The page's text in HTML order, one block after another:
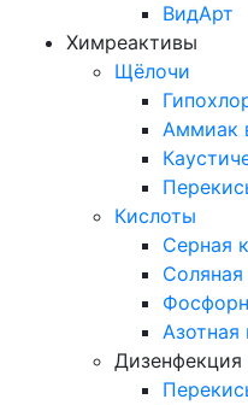
ВидАрт
Химреактивы
Щёлочи
Аммиак
Кислоты
Серная
Соляная
Азотная
Дизенфекция